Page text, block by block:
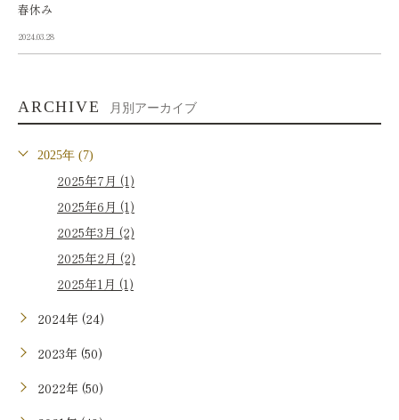
春休み
2024.03.28
ARCHIVE 月別アーカイブ
2025年 (7)
2025年7月 (1)
2025年6月 (1)
2025年3月 (2)
2025年2月 (2)
2025年1月 (1)
2024年 (24)
2023年 (50)
2022年 (50)